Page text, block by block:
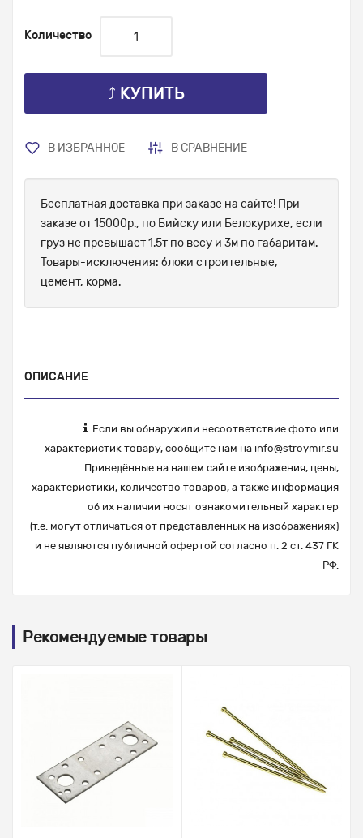
Количество
⤴ КУПИТЬ
В ИЗБРАННОЕ В СРАВНЕНИЕ
Бесплатная доставка при заказе на сайте! При
заказе от 15000р., по Бийску или Белокурихе, если
груз не превышает 1.5т по весу и 3м по габаритам.
Товары-исключения: блоки строительные,
цемент, корма.
ОПИСАНИЕ
Если вы обнаружили несоответствие фото или
характеристик товару, сообщите нам на info@stroymir.su
Приведённые на нашем сайте изображения, цены,
характеристики, количество товаров, а также информация
об их наличии носят ознакомительный характер
(т.е. могут отличаться от представленных на изображениях)
и не являются публичной офертой согласно п. 2 ст. 437 ГК
РФ.
Рекомендуемые товары